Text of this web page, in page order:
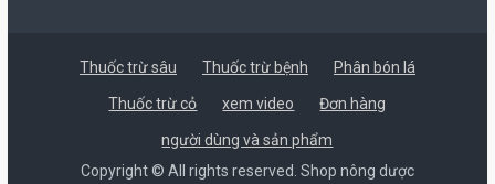
Thuốc trừ sâu Thuốc trừ bệnh Phân bón lá
Thuốc trừ cỏ xem video Đơn hàng
người dùng và sản phẩm
Copyright © All rights reserved. Shop nông dược